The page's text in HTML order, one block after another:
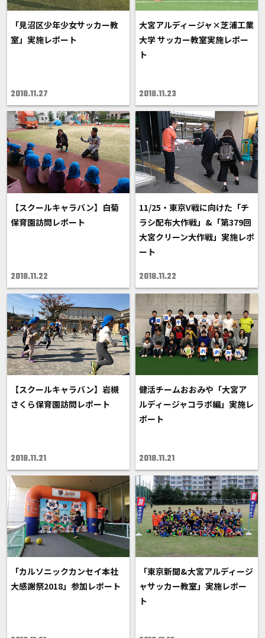
「見沼区少年少女サッカー教
室」実施レポート
2018.11.27
大宮アルディージャ×芝浦工業
大学 サッカー教室実施レポー
ト
2018.11.23
【スクールキャラバン】白菊
保育園訪問レポート
2018.11.22
11/25・東京V戦に向けた「チ
ラシ配布大作戦」&「第379回
大宮クリーン大作戦」実施レポ
ート
2018.11.22
【スクールキャラバン】岩槻
さくら保育園訪問レポート
2018.11.21
健活チームおおみや「大宮ア
ルディージャコラボ編」実施レ
ポート
2018.11.21
「カルソニックカンセイ本社
大感謝祭2018」参加レポート
「東京新聞&大宮アルディージ
ャサッカー教室」実施レポー
ト